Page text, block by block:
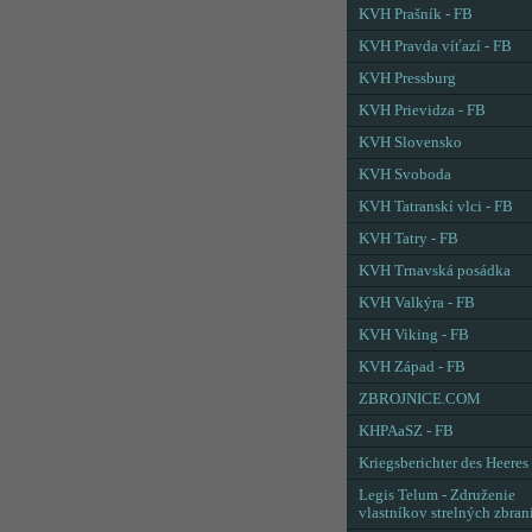
KVH Prašník - FB
KVH Pravda víťazí - FB
KVH Pressburg
KVH Prievidza - FB
KVH Slovensko
KVH Svoboda
KVH Tatranskí vlci - FB
KVH Tatry - FB
KVH Trnavská posádka
KVH Valkýra - FB
KVH Viking - FB
KVH Západ - FB
ZBROJNICE.COM
KHPAaSZ - FB
Kriegsberichter des Heeres
Legis Telum - Združenie
vlastníkov strelných